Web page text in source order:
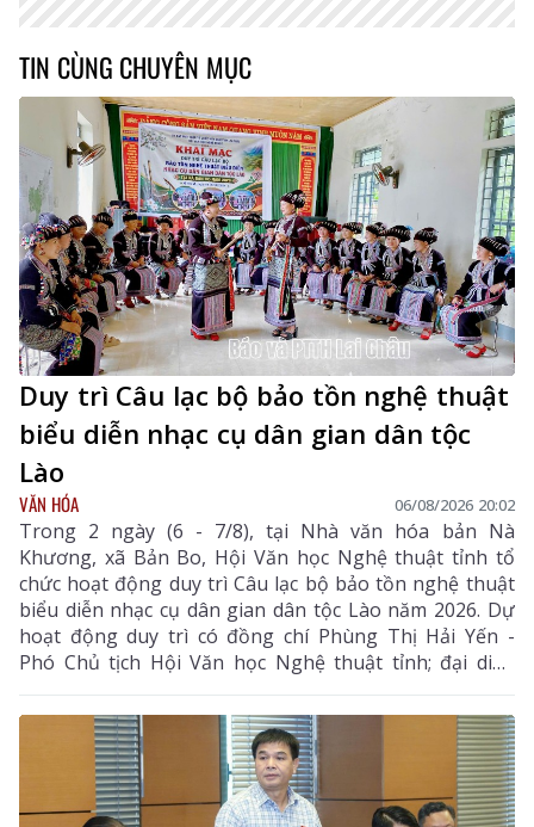
TIN CÙNG CHUYÊN MỤC
Duy trì Câu lạc bộ bảo tồn nghệ thuật
biểu diễn nhạc cụ dân gian dân tộc
Lào
VĂN HÓA 06/08/2026 20:02
Trong 2 ngày (6 - 7/8), tại Nhà văn hóa bản Nà
Khương, xã Bản Bo, Hội Văn học Nghệ thuật tỉnh tổ
chức hoạt động duy trì Câu lạc bộ bảo tồn nghệ thuật
biểu diễn nhạc cụ dân gian dân tộc Lào năm 2026. Dự
hoạt động duy trì có đồng chí Phùng Thị Hải Yến -
Phó Chủ tịch Hội Văn học Nghệ thuật tỉnh; đại diện
Phòng Văn hóa - Xã hội xã Bản Bo và 24 thành viên
câu lạc bộ.